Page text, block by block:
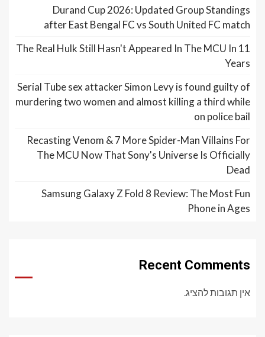
Durand Cup 2026: Updated Group Standings
after East Bengal FC vs South United FC match
The Real Hulk Still Hasn't Appeared In The MCU In 11
Years
Serial Tube sex attacker Simon Levy is found guilty of
murdering two women and almost killing a third while
on police bail
Recasting Venom & 7 More Spider-Man Villains For
The MCU Now That Sony's Universe Is Officially
Dead
Samsung Galaxy Z Fold 8 Review: The Most Fun
Phone in Ages
Recent Comments
אין תגובות להציג.